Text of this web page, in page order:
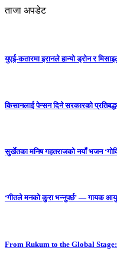
ताजा अपडेट
युएई-कतारमा इरानले हान्यो ड्रोन र
किसानलाई पेन्सन दिने सरकारको
सुर्खेतका मनिष गहतराजको नयाँ भजन
‘गीतले मनको कुरा भन्नुपर्छ’ — गायक
From Rukum to the Global